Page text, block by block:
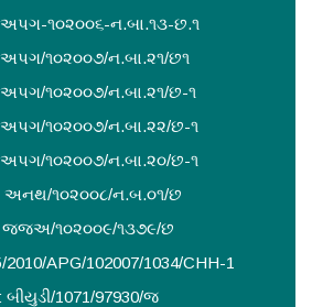
અપગ-૧૦૨૦૦૬-ન.બા.૧૩-છ.૧
અપગ/૧૦૨૦૦૭/ન.બા.૨૧/છ૧
અપગ/૧૦૨૦૦૭/ન.બા.૨૧/છ-૧
અપગ/૧૦૨૦૦૭/ન.બા.૨૨/છ-૧
અપગ/૧૦૨૦૦૭/ન.બા.૨૦/છ-૧
અનથ/૧૦૨૦૦૮/ન.બ.૦૧/છ
જજઅ/૧૦૨૦૦૯/૧૩૭૯/છ
2010/APG/102007/1034/CHH-1
બીયુડી/1071/97930/જ